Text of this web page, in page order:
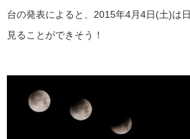
台の発表によると、2015年4月4日(土)は
見ることができそう！